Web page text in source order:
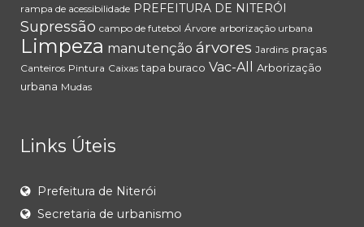
rampa de acessibilidade PREFEITURA DE NITERÓI
Supressão campo de futebol Árvore arborização urbana
Limpeza manutenção árvores Jardins praças
Canteiros Pintura Caixas tapa buraco Vac-All
Arborização
urbana Mudas
Links Úteis
Prefeitura de Niterói
Secretaria de urbanismo